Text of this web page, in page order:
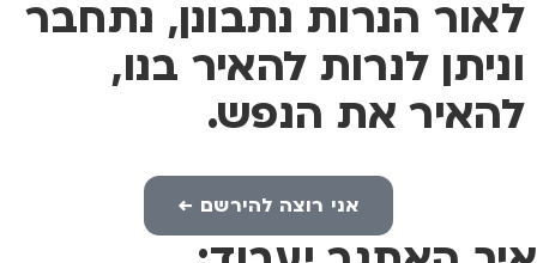
לאור הנרות נתבונן, נתחבר
וניתן לנרות להאיר בנו,
להאיר את הנפש.
אני רוצה להירשם ←